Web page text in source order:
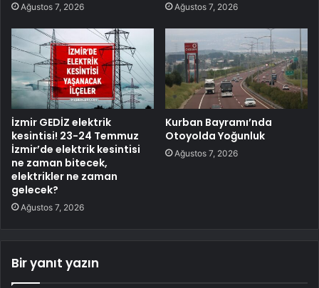
Ağustos 7, 2026 Ağustos 7, 2026
İzmir GEDİZ elektrik
kesintisi! 23-24 Temmuz
İzmir’de elektrik kesintisi
ne zaman bitecek,
elektrikler ne zaman
gelecek?
Ağustos 7, 2026
Kurban Bayramı’nda
Otoyolda Yoğunluk
Ağustos 7, 2026
Bir yanıt yazın